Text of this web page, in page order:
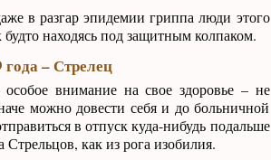
в разгар эпидемии гриппа люди этого
будто находясь под защитным колпаком.
– Стрелец
внимание на свое здоровье – не
можно довести себя и до больничной
в отпуск куда-нибудь подальше
Стрельцов, как из рога изобилия.